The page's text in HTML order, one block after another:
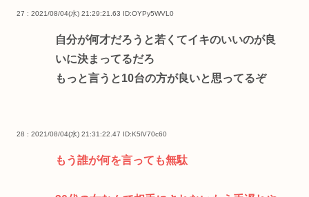
27 : 2021/08/04(水) 21:29:21.63 ID:OYPy5WVL0
自分が何才だろうと若くてイキのいいのが良
いに決まってるだろ
もっと言うと10台の方が良いと思ってるぞ
28 : 2021/08/04(水) 21:31:22.47 ID:K5lV70c60
もう誰が何を言っても無駄